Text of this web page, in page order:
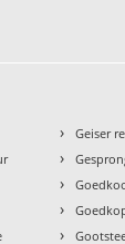
› Geiser
›
›
›
›